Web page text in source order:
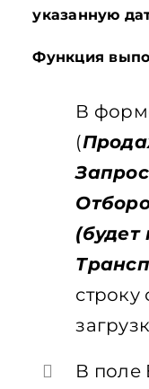
указанную
Функция
В
(
(будет
строку
В поле